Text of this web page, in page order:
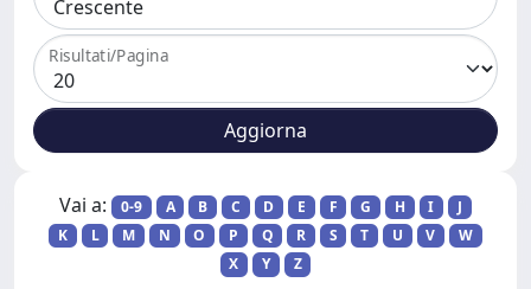
Risultati/Pagina
Vai a: 0-9 A B C D E F G H I
J
K
L M N O P Q R S T U V
W
X
Y Z